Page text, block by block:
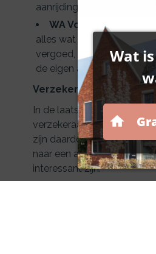
aanrijding) wordt niet
WA Volledig Casco
alles wat onder beperkt
vergoed, maar nu wordt
de eigen auto vergoed.
Verzekering opzeggen
In de laatste jaren is de
verzekeraars enorm
zijn daardoor sterk
naar een andere
interessant zijn.